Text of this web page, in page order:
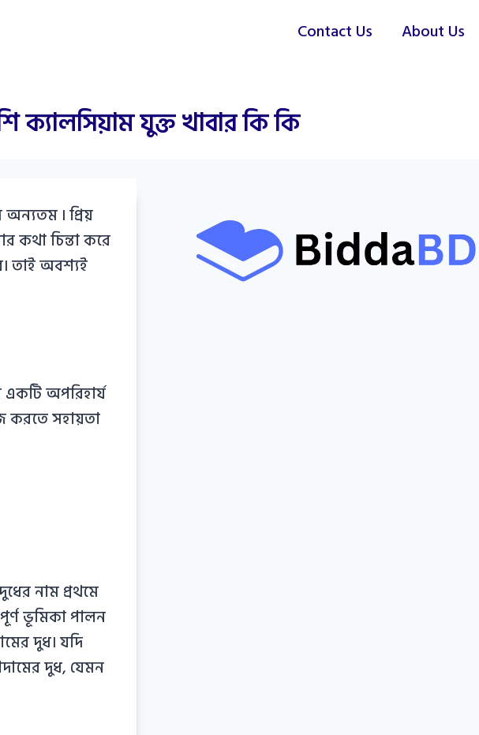
Contact Us About Us
ক্যালসিয়াম যুক্ত খাবার কি কি
৷ প্রিয়
চিন্তা করে
তাই অবশ্যই
অপরিহার্য
করতে সহায়তা
নাম প্রথমে
ভূমিকা পালন
দুধ। যদি
দুধ, যেমন